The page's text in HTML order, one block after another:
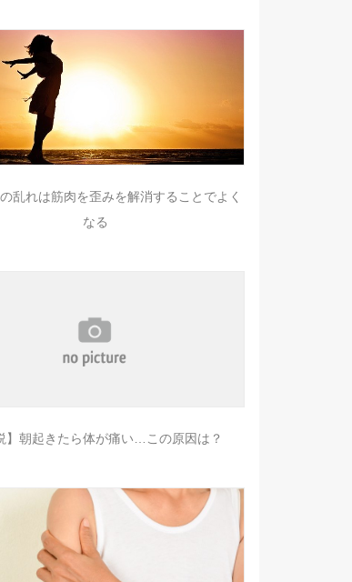
乱れは筋肉を歪みを解消することでよく
なる
】朝起きたら体が痛い…この原因は？